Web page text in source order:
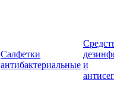
Салфетки
антибактериальные и